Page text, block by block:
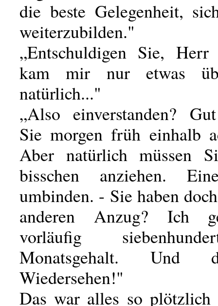
die beste Gelegenheit,
weiterzubilden."
„Entschuldigen Sie,
kam mir nur etwas
natürlich..."
„Also einverstanden?
Sie morgen früh einhalb
Aber natürlich müssen
bisschen anziehen.
umbinden. - Sie haben
anderen Anzug? Ich
vorläufig
Monatsgehalt. Und
Wiedersehen!"
Das war alles so plötzlich